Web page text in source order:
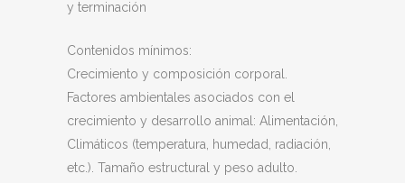
y terminación
Contenidos mínimos:
Crecimiento y composición corporal.
Factores ambientales asociados con el
crecimiento y desarrollo animal: Alimentación,
Climáticos (temperatura, humedad, radiación,
etc.). Tamaño estructural y peso adulto.